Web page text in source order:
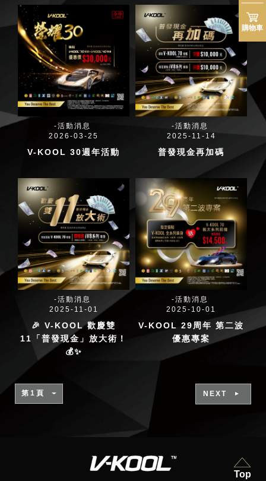
活動消息
2026-03-25
V-KOOL 30週年活動
活動消息
2025-11-14
普發現金再加碼
活動消息
2025-11-01
🎉 V-KOOL 歡慶雙
11「普發現金」放大術！
💰✨
活動消息
2025-10-01
V-KOOL 29周年 第二波
優惠專案
NEXT
Top
購物車